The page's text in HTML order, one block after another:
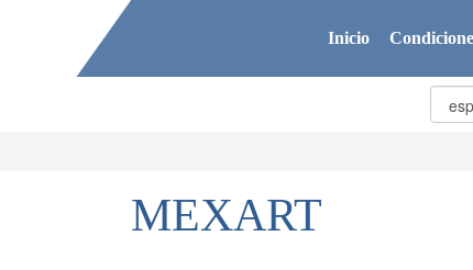
Inicio
MEXART